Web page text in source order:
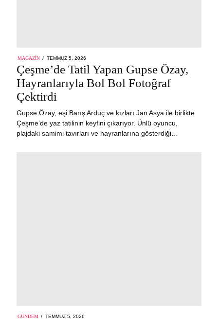
MAGAZIN
POSTED
ON
TEMMUZ 5, 2026
Çeşme’de Tatil Yapan Gupse Özay,
Hayranlarıyla Bol Bol Fotoğraf
Çektirdi
Gupse Özay, eşi Barış Arduç ve kızları Jan Asya ile birlikte
Çeşme’de yaz tatilinin keyfini çıkarıyor. Ünlü oyuncu,
plajdaki samimi tavırları ve hayranlarına gösterdiği…
GÜNDEM
POSTED
TEMMUZ 5, 2026